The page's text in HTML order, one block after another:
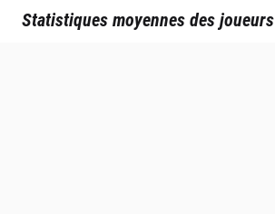
Statistiques moyennes des joueurs